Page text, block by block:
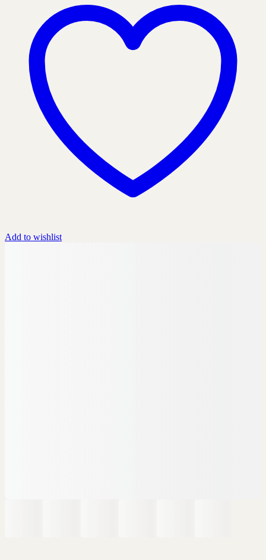
Add to wishlist